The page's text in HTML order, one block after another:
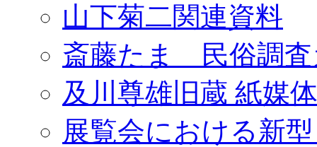
山下菊二関連資料
斎藤たま 民俗調査
及川尊雄旧蔵 紙媒
展覧会における新